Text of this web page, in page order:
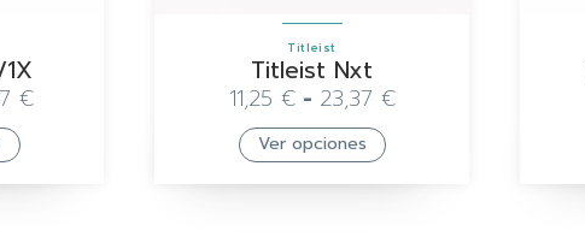
€
Titleist
Titleist Nxt
11,25 € - 23,37 €
Ver opciones